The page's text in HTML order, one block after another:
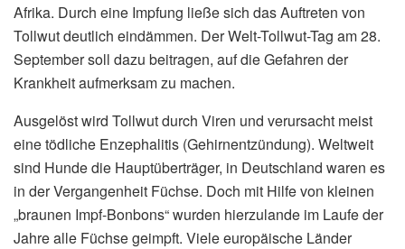
Afrika. Durch eine Impfung ließe sich das Auftreten von
Tollwut deutlich eindämmen. Der Welt-Tollwut-Tag am 28.
September soll dazu beitragen, auf die Gefahren der
Krankheit aufmerksam zu machen.
Ausgelöst wird Tollwut durch Viren und verursacht meist
eine tödliche Enzephalitis (Gehirnentzündung). Weltweit
sind Hunde die Hauptüberträger, in Deutschland waren es
in der Vergangenheit Füchse. Doch mit Hilfe von kleinen
„braunen Impf-Bonbons“ wurden hierzulande im Laufe der
Jahre alle Füchse geimpft. Viele europäische Länder